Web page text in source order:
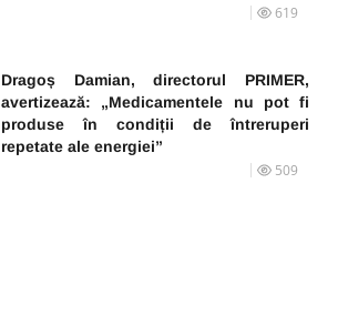
619
Dragoș Damian, directorul PRIMER,
avertizează: „Medicamentele nu pot fi
produse în condiții de întreruperi
repetate ale energiei”
509